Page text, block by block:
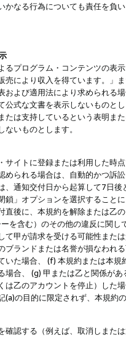
かなる行為についても責任を負
るプログラム・コンテンツの表
売により収入を得ています。」
および適用法により求められる
公式な文書を表示しないもの
たは支持しているという表明ま
いものとします。
サイトに登録または利用した時
められる場合は、自動的かつ訴
、通知交付日から起算して7日
鎖」オプションを選択するこ
直後に、本規約を解除または乙
を含む）のその他の違反に関
て甲が請求を受ける可能性また
ブランドまたは名誉が損なわれ
いた場合、 (f) 本規約または本
場合、 (g) 甲または乙と関係が
は乙のアカウントを停止）した
(a)の目的に限定されず、本規
確認する（例えば、取消しまた